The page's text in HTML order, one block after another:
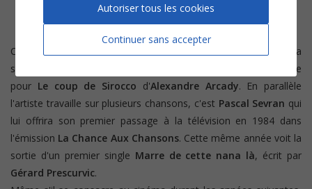
C'est tout d'abord en sa qualité d'
va
se faire remarquer du grand public. En 1978 il décroche un rôle
pour Le coup de Sirocco d'Alexandre Arcady. En parallèle
l'artiste travaille sur plusieurs chansons, c'est Pascal Sevran qui
lui offrira son premier passage à la télévision en 1984 dans
l'émission La Chance Aux Chansons. Cette même année voit la
sortie d'un premier single Marre de cette nana là, écrit par
Gérard Prescurvic.
Voir
Voir
Continuer sans accepter
Autoriser tous les cookies